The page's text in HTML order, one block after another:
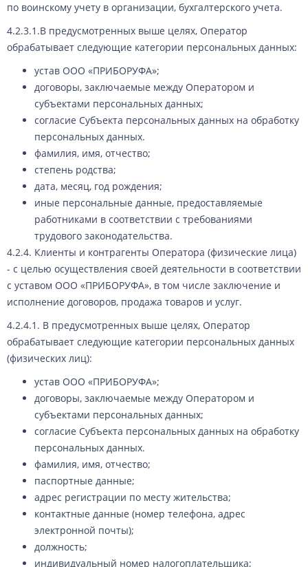
по воинскому учету в организации, бухгалтерского учета.
4.2.3.1.В предусмотренных выше целях, Оператор
обрабатывает следующие категории персональных данных:
устав ООО «ПРИБОРУФА»;
договоры, заключаемые между Оператором и
субъектами персональных данных;
согласие Субъекта персональных данных на обработку
персональных данных.
фамилия, имя, отчество;
степень родства;
дата, месяц, год рождения;
иные персональные данные, предоставляемые
работниками в соответствии с требованиями
трудового законодательства.
4.2.4. Клиенты и контрагенты Оператора (физические лица)
- с целью осуществления своей деятельности в соответствии
с уставом ООО «ПРИБОРУФА», в том числе заключение и
исполнение договоров, продажа товаров и услуг.
4.2.4.1. В предусмотренных выше целях, Оператор
обрабатывает следующие категории персональных данных
(физических лиц):
устав ООО «ПРИБОРУФА»;
договоры, заключаемые между Оператором и
субъектами персональных данных;
согласие Субъекта персональных данных на обработку
персональных данных.
фамилия, имя, отчество;
паспортные данные;
адрес регистрации по месту жительства;
контактные данные (номер телефона, адрес
электронной почты);
должность;
индивидуальный номер налогоплательщика;